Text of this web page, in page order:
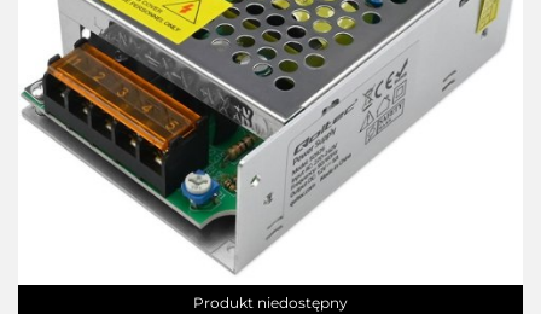
Produkt niedostępny